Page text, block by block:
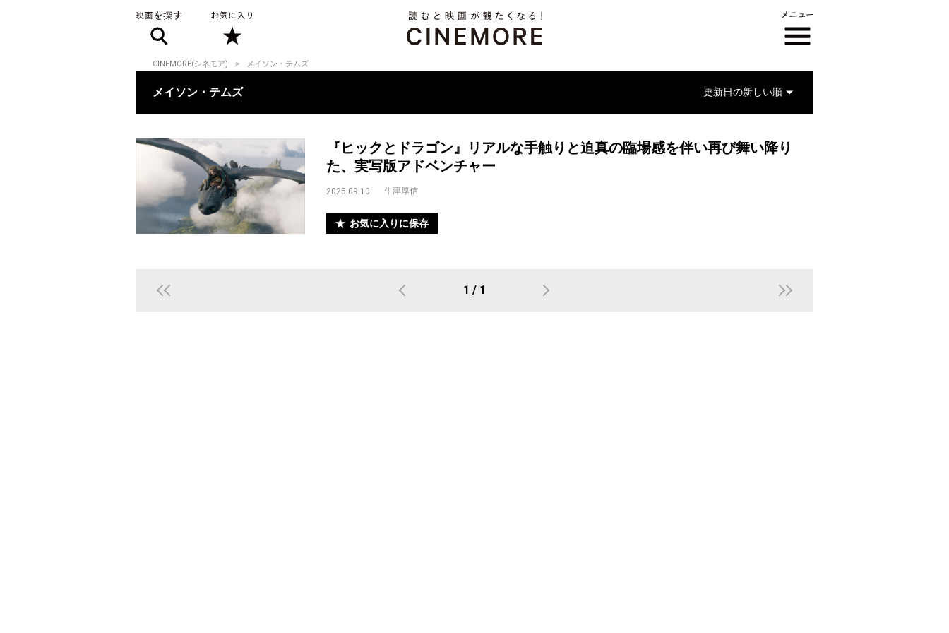
CINEMORE(シネモア) メイソン・テムズ
メイソン・テムズ
『ヒックとドラゴン』リアルな手触りと迫真の臨場感を伴い再び舞い降り
た、実写版アドベンチャー
2025.09.10 牛津厚信
お気に入りに保存
1 / 1